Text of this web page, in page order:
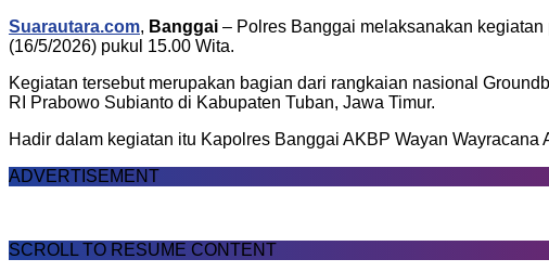
Suarautara.com, Banggai – Polres Banggai melaksanakan
(16/5/2026) pukul 15.00 Wita.
Kegiatan tersebut merupakan bagian dari rangkaian nasional
RI Prabowo Subianto di Kabupaten Tuban, Jawa Timur.
Hadir dalam kegiatan itu Kapolres Banggai AKBP Wayan
ADVERTISEMENT
SCROLL TO RESUME CONTENT